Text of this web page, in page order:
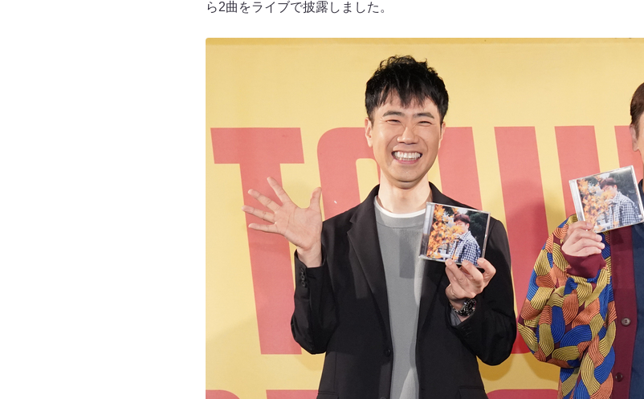
ら2曲をライブで披露しました。